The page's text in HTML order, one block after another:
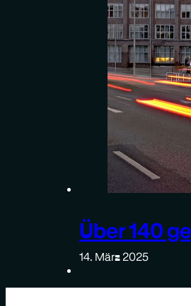
Über 140
14. März 2025